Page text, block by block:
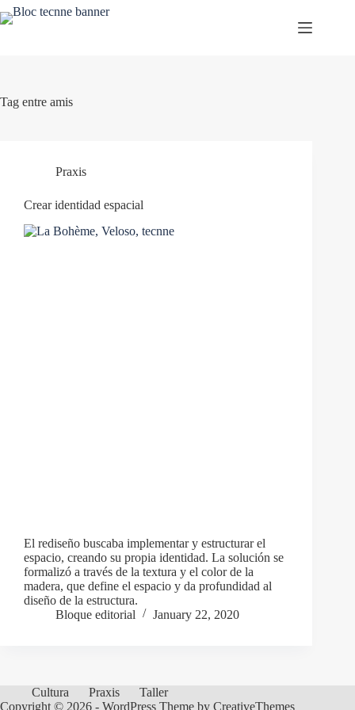
Skip
to
Tag entre amis
Praxis
Crear identidad espacial
El rediseño buscaba implementar y estructurar el
espacio, creando su propia identidad. La solución se
formalizó a través de la textura y el color de la
madera, que define el espacio y da profundidad al
diseño de la estructura.
Bloque editorial
January 22, 2020
Cultura Praxis
Taller
Copyright © 2026 - WordPress Theme by CreativeThemes